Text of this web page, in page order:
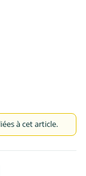
à cet article.